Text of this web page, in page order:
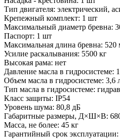
Тип двигателя: электрический,
Крепежный комплект: 1 шт
Максимальный диаметр бревна:
Паспорт: 1 шт
Максимальная длина бревна: 520
Усилие раскалывания: 5500 кг
Высокая рама: нет
Давление масла в гидросистеме:
Объем масла в гидросистеме: 3,6
Тип масла в гидросистеме:
Класс защиты: IP54
Уровень шума: 80,8 дБ
Габаритные размеры, Д×Ш×В:
Масса, не более: 45 кг
Гарантийный срок эксплуатации: